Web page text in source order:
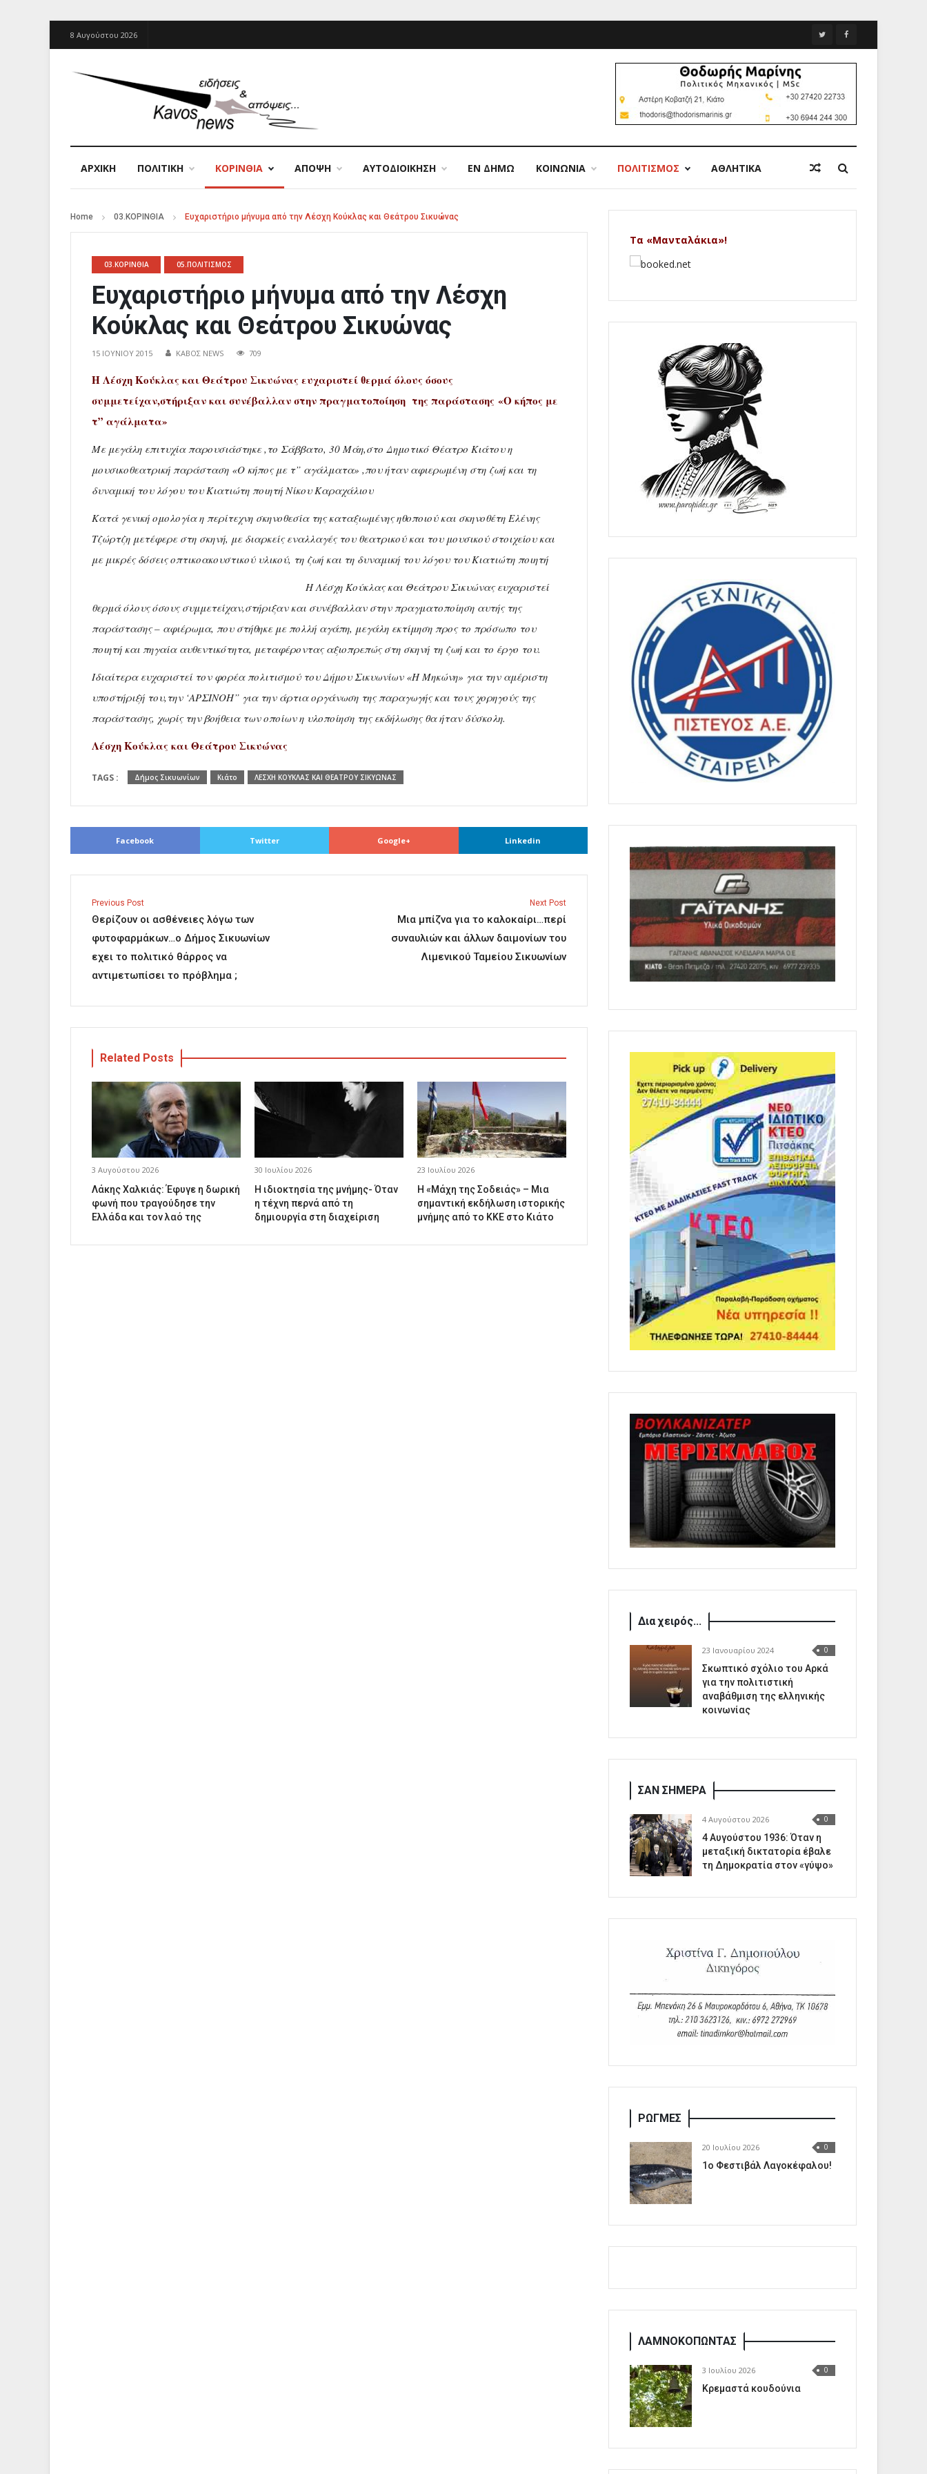
8 Αυγούστου 2026
ΑΡΧΙΚΉ ΠΟΛΙΤΙΚΗ ΚΟΡΙΝΘΙΑ ΑΠΟΨΗ ΑΥΤΟΔΙΟΙΚΗΣΗ ΕΝ ΔΗΜΩ ΚΟΙΝΩΝΙΑ ΠΟΛΙΤΙΣΜΟΣ ΑΘΛΗΤΙΚΑ
Home 03.ΚΟΡΙΝΘΙΑ Ευχαριστήριο μήνυμα από την Λέσχη Κούκλας και Θεάτρου Σικυώνας
03.ΚΟΡΙΝΘΙΑ 05.ΠΟΛΙΤΙΣΜΟΣ
Ευχαριστήριο μήνυμα από την Λέσχη
Κούκλας και Θεάτρου Σικυώνας
15 ΙΟΥΝΊΟΥ 2015 ΚΑΒΟΣ NEWS 709
Η Λέσχη Κούκλας και Θεάτρου Σικυώνας ευχαριστεί θερμά όλους όσους
συμμετείχαν,στήριξαν και συνέβαλλαν στην πραγματοποίηση της παράστασης «Ο κήπος με
τ” αγάλματα»
Με μεγάλη επιτυχία παρουσιάστηκε ,το Σάββατο, 30 Μάη,στο Δημοτικό Θέατρο Κιάτου η
μουσικοθεατρική παράσταση «Ο κήπος με τ” αγάλματα» ,που ήταν αφιερωμένη στη ζωή και τη
δυναμική του λόγου του Κιατιώτη ποιητή Νίκου Καραχάλιου
Κατά γενική ομολογία η περίτεχνη σκηνοθεσία της καταξιωμένης ηθοποιού και σκηνοθέτη Ελένης
Τζώρτζη μετέφερε στη σκηνή, με διαρκείς εναλλαγές του θεατρικού και του μουσικού στοιχείου και
με μικρές δόσεις οπτικοακουστικού υλικού, τη ζωή και τη δυναμική του λόγου του Κιατιώτη ποιητή
Η Λέσχη Κούκλας και Θεάτρου Σικυώνας ευχαριστεί
θερμά όλους όσους συμμετείχαν,στήριξαν και συνέβαλλαν στην πραγματοποίηση αυτής της
παράστασης – αφιέρωμα, που στήθηκε με πολλή αγάπη, μεγάλη εκτίμηση προς το πρόσωπο του
ποιητή και πηγαία αυθεντικότητα, μεταφέροντας αξιοπρεπώς στη σκηνή τη ζωή και το έργο του.
Ιδιαίτερα ευχαριστεί τον φορέα πολιτισμού του Δήμου Σικυωνίων «Η Μηκώνη» για την αμέριστη
υποστήριξή του,την ‘ΑΡΣΙΝΟΗ” για την άρτια οργάνωση της παραγωγής και τους χορηγούς της
παράστασης, χωρίς την βοήθεια των οποίων η υλοποίηση της εκδήλωσης θα ήταν δύσκολη.
Λέσχη Κούκλας και Θεάτρου Σικυώνας
TAGS : Δήμος Σικυωνίων Κιάτο ΛΕΣΧΗ ΚΟΥΚΛΑΣ ΚΑΙ ΘΕΑΤΡΟΥ ΣΙΚΥΩΝΑΣ
Facebook Twitter Google+ Linkedin
Previous Post
Θερίζουν οι ασθένειες λόγω των
φυτοφαρμάκων…ο Δήμος Σικυωνίων
εχει το πολιτικό θάρρος να
αντιμετωπίσει το πρόβλημα ;
Next Post
Μια µπίζνα για το καλοκαίρι…περί
συναυλιών και άλλων δαιμονίων του
Λιμενικού Ταμείου Σικυωνίων
Related Posts
3 Αυγούστου 2026
Λάκης Χαλκιάς: Έφυγε η δωρική
φωνή που τραγούδησε την
Ελλάδα και τον λαό της
30 Ιουλίου 2026
Η ιδιοκτησία της μνήμης- Όταν
η τέχνη περνά από τη
δημιουργία στη διαχείριση
23 Ιουλίου 2026
Η «Μάχη της Σοδειάς» – Μια
σημαντική εκδήλωση ιστορικής
μνήμης από το ΚΚΕ στο Κιάτο
Τα «Μανταλάκια»!
Δια χειρός...
23 Ιανουαρίου 2024 0
Σκωπτικό σχόλιο του Αρκά
για την πολιτιστική
αναβάθμιση της ελληνικής
κοινωνίας
ΣΑΝ ΣΗΜΕΡΑ
4 Αυγούστου 2026 0
4 Αυγούστου 1936: Όταν η
μεταξική δικτατορία έβαλε
τη Δημοκρατία στον «γύψο»
ΡΩΓΜΕΣ
20 Ιουλίου 2026 0
1o Φεστιβάλ Λαγοκέφαλου!
ΛΑΜΝΟΚΟΠΩΝΤΑΣ
3 Ιουλίου 2026 0
Κρεμαστά κουδούνια